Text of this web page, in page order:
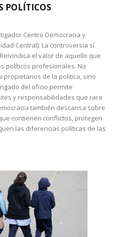
POLÍTICOS
Centro Democracia y
Central): La controversia sí
el valor de aquello que
políticos profesionales. No
propietarios de la política, sino
del oficio permite
y responsabilidades que rara
también descansa sobre
contienen conflictos, protegen
las diferencias políticas de las